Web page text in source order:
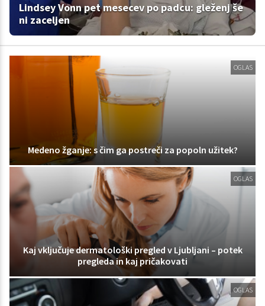
Lindsey Vonn pet mesecev po padcu: gleženj še
ni zaceljen
OGLAS
Medeno žganje: s čim ga postreči za popoln užitek?
OGLAS
Kaj vključuje dermatološki pregled v Ljubljani – potek
pregleda in kaj pričakovati
OGLAS